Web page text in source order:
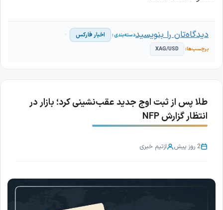
اخبار فارکس
XAG/USD
دیدگاه‌تان را بنویسید
طلا پس از ثبت اوج جدید عقب‌نشینی کرد؛ بازار در
انتظار گزارش NFP
2 روز پیش ازتیم خبری